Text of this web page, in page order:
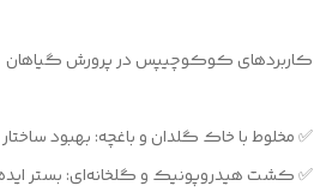
کاربردهای کوکوچیپس در پرورش گیاهان
✅ مخلوط با خاک گلدان و باغچه: بهبود
✅ کشت هیدروپونیک و گلخانه‌ای: بستر